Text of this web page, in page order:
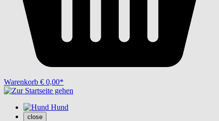
Warenkorb € 0,00*
Hund
close